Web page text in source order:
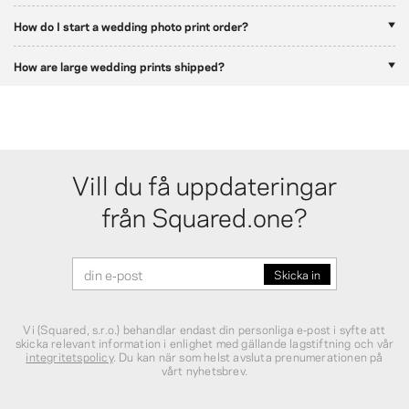
How do I start a wedding photo print order?
How are large wedding prints shipped?
Vill du få uppdateringar
från Squared.one?
Vi (Squared, s.r.o.) behandlar endast din personliga e‑post i syfte att
skicka relevant information i enlighet med gällande lagstiftning och vår
integritetspolicy. Du kan när som helst avsluta prenumerationen på
vårt nyhetsbrev.